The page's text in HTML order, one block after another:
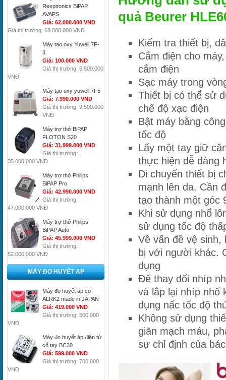
Respironics BiPAP
AVAPS
Giá: 62.000.000 VND
Giá thị trường: 68.000.000 VNĐ
Máy tạo oxy Yuwell 7F-
3
Giá: 100.000 VND
Giá thị trường: 6.500.000
VNĐ
Máy tạo oxy yuwell 7f-5
Giá: 7.990.000 VND
Giá thị trường: 9.500.000
VNĐ
Máy trợ thở BiPAP
FLOTON S20
Giá: 31.999.000 VND
Giá thị trường:
35.000.000 VNĐ
Máy trợ thở Philips
BiPAP Pro
Giá: 42.990.000 VND
Giá thị trường:
47.000.000 VNĐ
Máy trợ thở Philips
BiPAP Auto
Giá: 45.999.000 VND
Giá thị trường:
52.000.000 VNĐ
MÁY ĐO HUYẾT AP
Máy đo huyết áp cơ
ALRK2 made in JAPAN
Giá: 419.000 VND
Giá thị trường: 500.000
VNĐ
Máy đo huyết áp điện tử
cổ tay BC30
Giá: 599.000 VND
Giá thị trường: 700.000
VNĐ
quả Beurer
Kiểm tra thiết bị,
Cắm điện cho
cắm điện
Sạc máy trong
Thiết bị có thể sử
chế độ xạc điện
Bật máy bằng
tốc độ
Lấy một tay giữ
thực hiện dễ dàng
Di chuyển thiết bị
mạnh lên da. Cần
tạo thành một góc
Khi sử dụng nhổ
sử dụng tốc độ
Về vấn đề vệ sinh,
bị với người khác.
dụng
Để thay đổi nhíp
và lắp lại nhíp nhổ
dụng nấc tốc độ
Không sử dụng
giãn mạch máu,
sự chỉ định của